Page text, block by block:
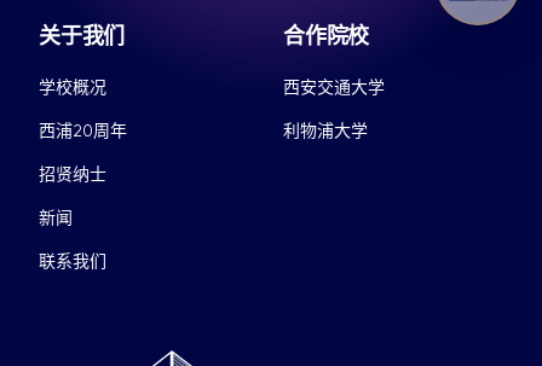
关于我们
学校概况
西浦20周年
招贤纳士
新闻
联系我们
合作院校
西安交通大学
利物浦大学